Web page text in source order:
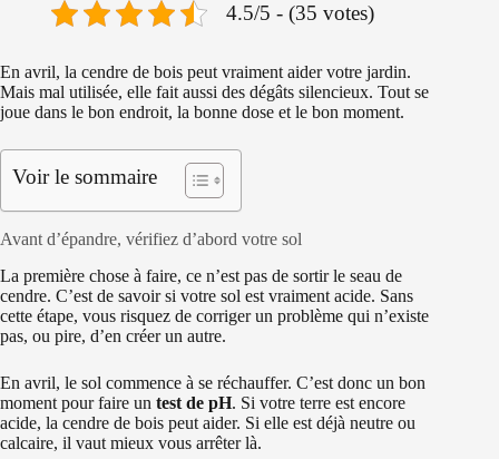
4.5/5 - (35 votes)
En avril, la cendre de bois peut vraiment aider votre jardin.
Mais mal utilisée, elle fait aussi des dégâts silencieux. Tout se
joue dans le bon endroit, la bonne dose et le bon moment.
Voir le sommaire
Avant d’épandre, vérifiez d’abord votre sol
La première chose à faire, ce n’est pas de sortir le seau de
cendre. C’est de savoir si votre sol est vraiment acide. Sans
cette étape, vous risquez de corriger un problème qui n’existe
pas, ou pire, d’en créer un autre.
En avril, le sol commence à se réchauffer. C’est donc un bon
moment pour faire un test de pH. Si votre terre est encore
acide, la cendre de bois peut aider. Si elle est déjà neutre ou
calcaire, il vaut mieux vous arrêter là.